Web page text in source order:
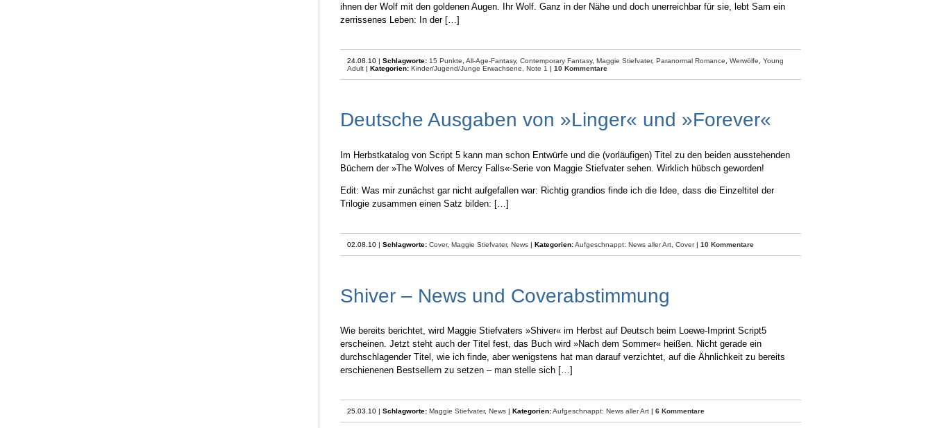
ihnen der Wolf mit den goldenen Augen. Ihr Wolf. Ganz in der Nähe und doch unerreichbar für sie, lebt Sam ein
zerrissenes Leben: In der […]
24.08.10 | Schlagworte: 15 Punkte All-Age-Fantasy, Contemporary Fantasy, Maggie Stiefvater, Paranormal Romance Werwölfe
Young
Adult | Kategorien: Kinder/Jugend/Junge Erwachsene, Note 1 | 10 Kommentare
Deutsche Ausgaben von »Linger« und »Forever«
Im Herbstkatalog von Script 5 kann man schon Entwürfe und die (vorläufigen) Titel zu den beiden ausstehenden
Büchern der »The Wolves of Mercy Falls«-Serie von Maggie Stiefvater sehen. Wirklich hübsch geworden!
Edit: Was mir zunächst gar nicht aufgefallen war: Richtig grandios finde ich die Idee, dass die Einzeltitel der
Trilogie zusammen einen Satz bilden: […]
02.08.10 | Schlagworte: Cover, Maggie Stiefvater, News | Kategorien:Aufgeschnappt: News aller Art, Cover| 10 Kommentare
Shiver – News und Coverabstimmung
Wie bereits berichtet, wird Maggie Stiefvaters »Shiver« im Herbst auf Deutsch beim Loewe-Imprint Script5
erscheinen. Jetzt steht auch der Titel fest, das Buch wird »Nach dem Sommer« heißen. Nicht gerade ein
durchschlagender Titel, wie ich finde, aber wenigstens hat man darauf verzichtet, auf die Ähnlichkeit zu bereits
erschienenen Bestsellern zu setzen – man stelle sich […]
25.03.10 | Schlagworte: Maggie Stiefvater, News | Kategorien:Aufgeschnappt: News aller Art | 6 Kommentare